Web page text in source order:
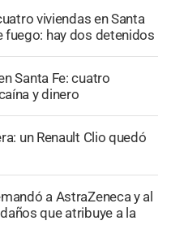
viviendas en Santa
fuego: hay dos detenidos
Santa Fe: cuatro
y dinero
un Renault Clio quedó
a AstraZeneca y al
que atribuye a la